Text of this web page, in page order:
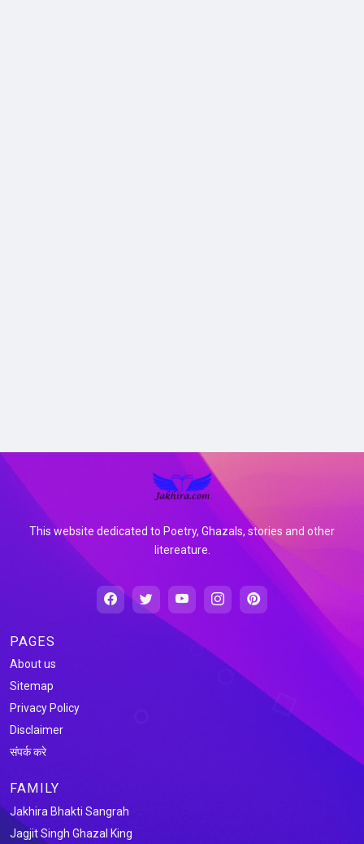
This website dedicated to Poetry, Ghazals, stories and other
litereature.
PAGES
About us
Sitemap
Privacy Policy
Disclaimer
संपर्क करे
FAMILY
Jakhira Bhakti Sangrah
Jagjit Singh Ghazal King